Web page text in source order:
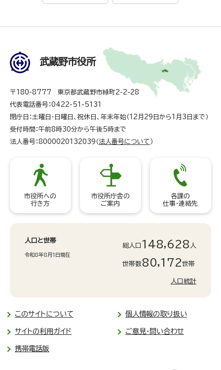
武蔵野市役所
〒180-8777 東京都武蔵野市緑町2-2-28
代表電話番号：0422-51-5131
閉庁日：土曜日・日曜日、祝休日、年末年始（12月29日から1月3日まで）
受付時間：午前8時30分から午後5時まで
法人番号：8000020132039（ 法人番号について ）
市役所への
行き方
市役所庁舎の
ご案内
各課の
仕事・連絡先
人口と世帯
令和8年8月1日現在
総人口 148,628 人
世帯数80,172世帯
人口統計
このサイトについて 個人情報の取り扱い
サイトの利用ガイド ご意見・問い合わせ
携帯電話版